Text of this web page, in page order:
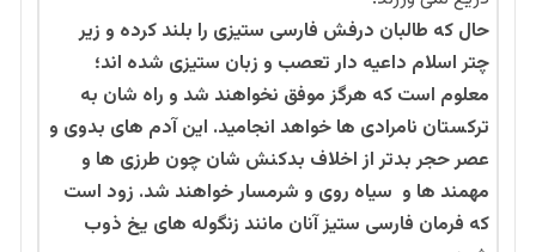
حال که طالبان درفش فارسی ستیزی را بلند کرده و زیر
چتر اسلام داعیه دار تعصب و زبان ستیزی شده اند؛
معلوم است که هرگز موفق نخواهند شد و راه شان به
ترکستان نامرادی ها خواهد انجامید. این آدم های بدوی و
عصر حجر بدتر از اخلاف بدکنش شان چون طرزی ها و
مهمند ها و سیاه روی و شرمسار خواهند شد. زود است
که فرمان فارسی ستیز آنان مانند زنگوله های یخ ذوب